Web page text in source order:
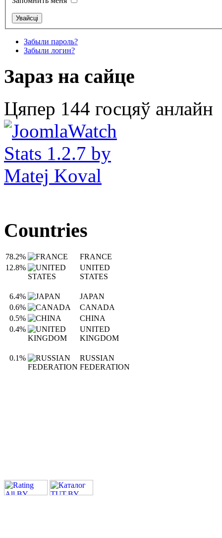
Забыли пароль?
Забыли логин?
Зараз на сайце
Цяпер 144 госцяў анлайн
Countries
78.2%
FRANCE
12.8%
UNITED
STATES
6.4%
JAPAN
0.6%
CANADA
0.5%
CHINA
0.4%
UNITED
KINGDOM
0.1%
RUSSIAN
FEDERATION